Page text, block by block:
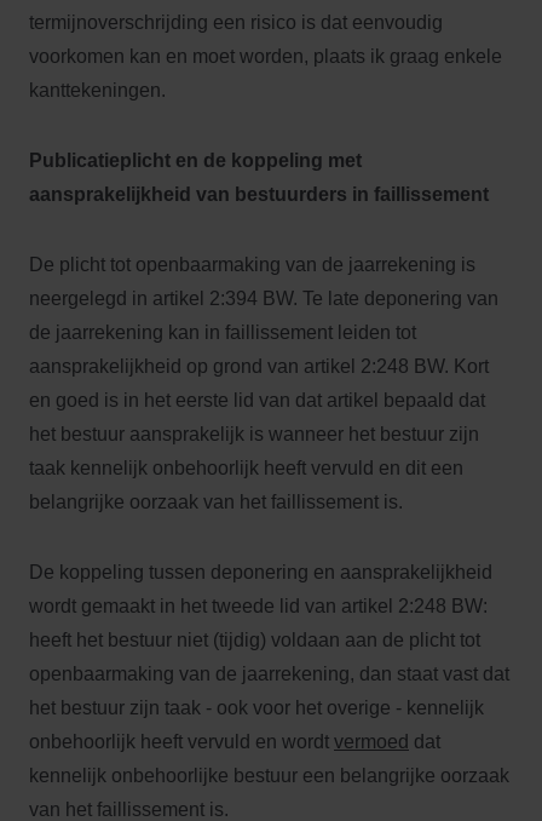
termijnoverschrijding een risico is dat eenvoudig
voorkomen kan en moet worden, plaats ik graag enkele
kanttekeningen.
Publicatieplicht en de koppeling met
aansprakelijkheid van bestuurders in faillissement
De plicht tot openbaarmaking van de jaarrekening is
neergelegd in artikel 2:394 BW. Te late deponering van
de jaarrekening kan in faillissement leiden tot
aansprakelijkheid op grond van artikel 2:248 BW. Kort
en goed is in het eerste lid van dat artikel bepaald dat
het bestuur aansprakelijk is wanneer het bestuur zijn
taak kennelijk onbehoorlijk heeft vervuld en dit een
belangrijke oorzaak van het faillissement is.
De koppeling tussen deponering en aansprakelijkheid
wordt gemaakt in het tweede lid van artikel 2:248 BW:
heeft het bestuur niet (tijdig) voldaan aan de plicht tot
openbaarmaking van de jaarrekening, dan staat vast dat
het bestuur zijn taak - ook voor het overige - kennelijk
onbehoorlijk heeft vervuld en wordt vermoed dat
kennelijk onbehoorlijke bestuur een belangrijke oorzaak
van het faillissement is.